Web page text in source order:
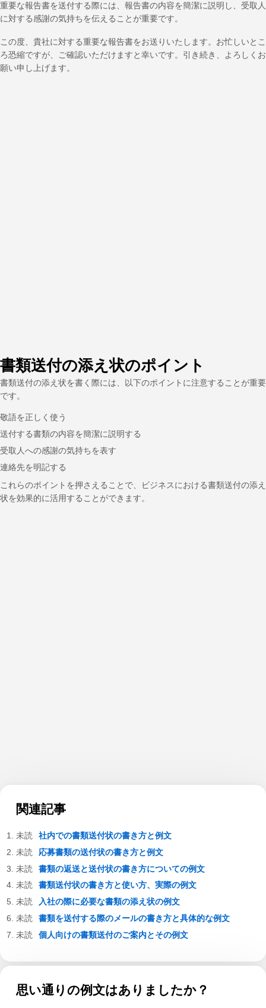
重要な報告書を送付する際には、報告書の内容を簡潔に説明し、受取人
に対する感謝の気持ちを伝えることが重要です。
この度、貴社に対する重要な報告書をお送りいたします。お忙しいとこ
ろ恐縮ですが、ご確認いただけますと幸いです。引き続き、よろしくお
願い申し上げます。
書類送付の添え状のポイント
書類送付の添え状を書く際には、以下のポイントに注意することが重要
です。
敬語を正しく使う
送付する書類の内容を簡潔に説明する
受取人への感謝の気持ちを表す
連絡先を明記する
これらのポイントを押さえることで、ビジネスにおける書類送付の添え
状を効果的に活用することができます。
関連記事
社内での書類送付状の書き方と例文
応募書類の送付状の書き方と例文
書類の返送と送付状の書き方についての例文
書類送付状の書き方と使い方、実際の例文
入社の際に必要な書類の添え状の例文
書類を送付する際のメールの書き方と具体的な例文
個人向けの書類送付のご案内とその例文
思い通りの例文はありましたか？